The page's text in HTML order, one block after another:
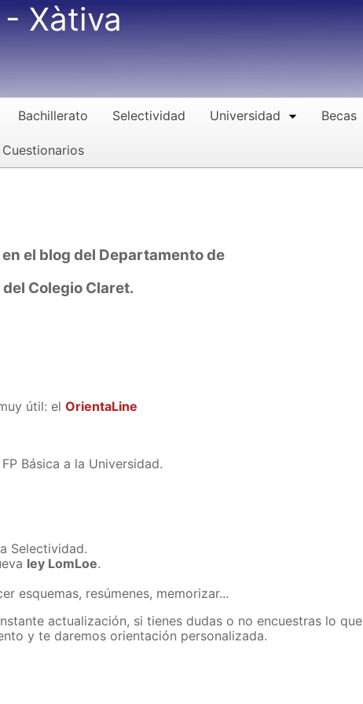
- Xàtiva
Bachillerato Selectividad Universidad Becas
Cuestionarios
el blog del Departamentode
Colegio Claret.
útil: el OrientaLine
Básica a la Universidad.
Selectividad.
ley LomLoe.
esquemas, resúmenes, memorizar...
actualización, si tienes dudas o no encuestras lo que
y te daremos orientación personalizada.